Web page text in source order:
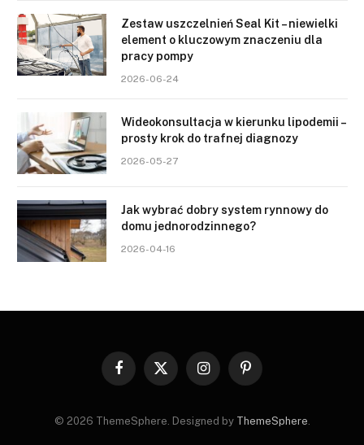
Zestaw uszczelnień Seal Kit – niewielki
element o kluczowym znaczeniu dla
pracy pompy
2026-06-24
Wideokonsultacja w kierunku lipodemii –
prosty krok do trafnej diagnozy
2026-05-27
Jak wybrać dobry system rynnowy do
domu jednorodzinnego?
2026-04-16
Facebook
X
InstagramPinterest
© 2026 ThemeSphere. Designed by ThemeSphere.